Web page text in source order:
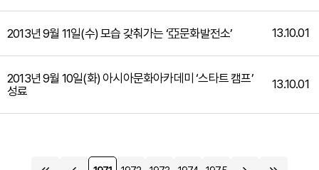
2013년 9월 11일(수) 모습 갖춰가는 ‘亞문화발전소’ 13.10.01
2013년 9월 10일(화) 아시아문화아카데미 ‘스타트 캠프’
성료
13.10.01